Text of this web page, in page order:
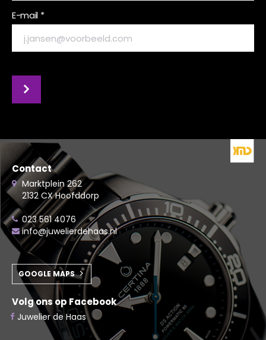
E-mail *
Contact
Marktplein 262
2132 CX Hoofddorp
023 561 4076
info@juwelierdehaas.nl
GOOGLE MAPS
Volg ons op Facebook
Juwelier de Haas